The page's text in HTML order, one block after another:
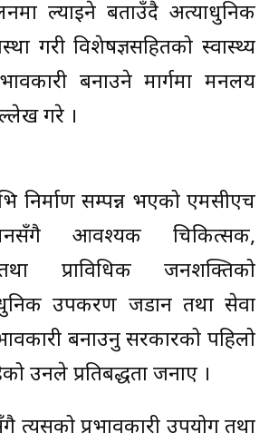
ल्याइने बताउँदै अत्याधुनिक
गरी विशेषज्ञसहितको स्वास्थ्य
बनाउने मार्गमा मन्त्रालय
गरे ।
निर्माण सम्पन्न भएको एमसीएच
आवश्यक चिकित्सक,
प्राविधिक जनशक्तिको
उपकरण जडान तथा सेवा
बनाउनु सरकारको पहिलो
उनले प्रतिबद्धता जनाए ।
त्यसको प्रभावकारी उपयोग तथा